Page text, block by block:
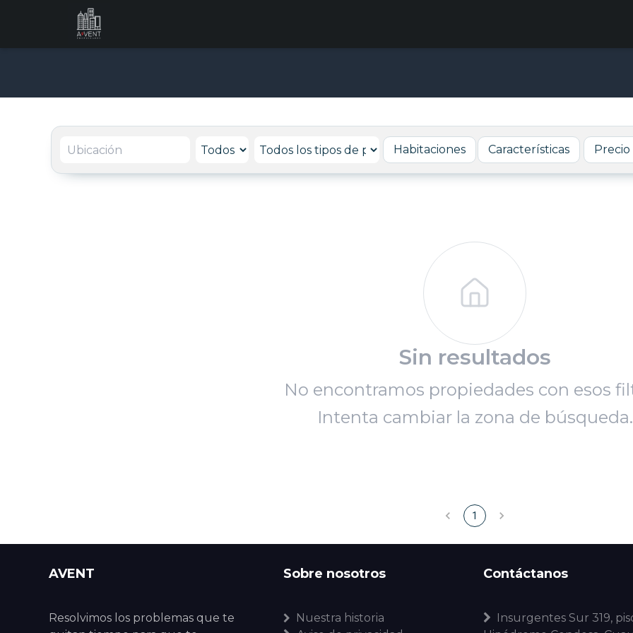
Precio
Habitaciones Características
Sin resultados
No encontramos propiedades con esos
Intenta cambiar la zona de búsqueda.
1
AVENT
Resolvimos los problemas que te
Sobre nosotros
Nuestra historia
Contáctanos
Insurgentes Sur 319,